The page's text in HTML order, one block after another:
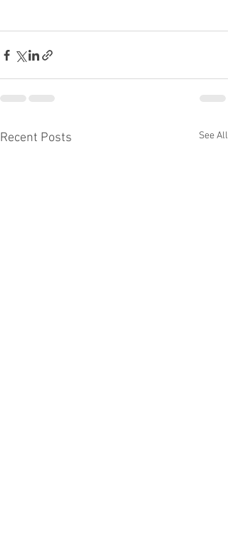
Recent Posts See All